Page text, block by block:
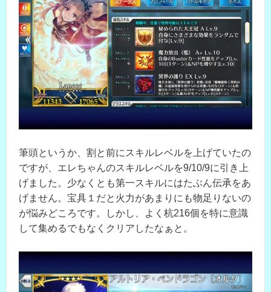
筆頭というか、割と前にスキルレベルを上げていたの
ですが、エレちゃんのスキルレベルを9/10/9に引き上
げました。少なくとも第一スキルにはたぶん伝承をあ
げません。宝具１だと火力があまりにも物足りないの
が悩みどころです。しかし、よく杭216個を特に意識
して集めるでもなくクリアしたなぁと。